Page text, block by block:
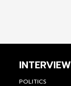
INTERVIEW
POLITICS